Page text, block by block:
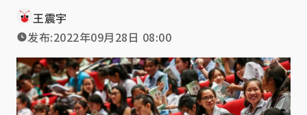
王震宇
发布:2022年09月28日 08:00